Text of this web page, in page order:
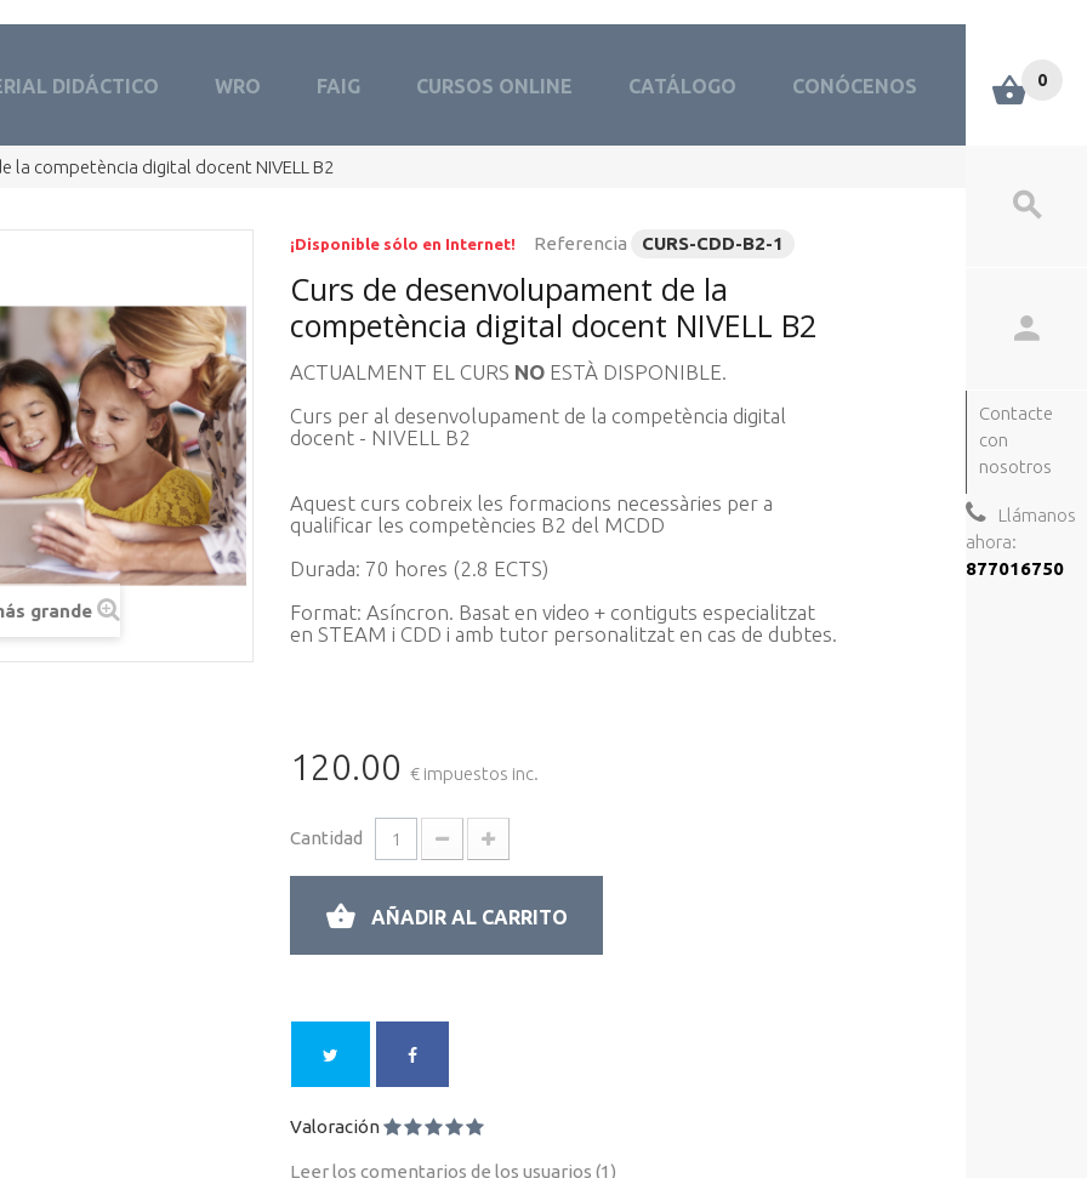
Contacte
con
nosotros
Llámanos
ahora:
877016750
0
DIDÁCTICO WRO FAIG CURSOS ONLINE CATÁLOGO CONÓCENOS
la competència digital docent NIVELL B2
grande
¡Disponible sólo en Internet! Referencia CURS-CDD-B2-1
Curs de desenvolupament de la
competència digital docent NIVELL B2
ACTUALMENT EL CURS NO ESTÀ DISPONIBLE.
Curs per al desenvolupament de la competència digital
docent - NIVELL B2
Aquest curs cobreix les formacions necessàries per a
qualificar les competències B2 del MCDD
Durada: 70 hores (2.8 ECTS)
Format: Asíncron. Basat en video + contiguts especialitzat
en STEAM i CDD i amb tutor personalitzat en cas de dubtes.
120.00 € impuestos inc.
Cantidad
AÑADIR AL CARRITO
Valoración
Leer los comentarios de los usuarios (1 )